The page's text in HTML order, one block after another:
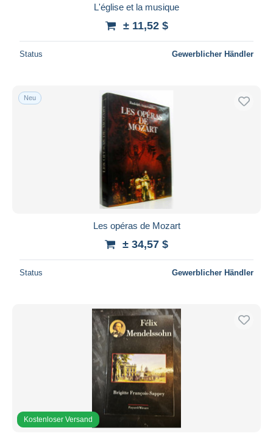
L'église et la musique
± 11,52 $
Status Gewerblicher Händler
Neu
Les opéras de Mozart
± 34,57 $
Status Gewerblicher Händler
Kostenloser Versand